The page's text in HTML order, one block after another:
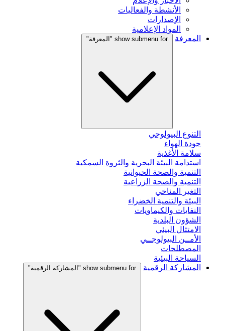
الأنشطة والفعاليات
الإصدارات
المواد الإعلامية
المعرفة
show submenu for "المعرفة"
التنوع البيولوجي
جودة الهواء
سلامة الأغذية
استدامة البيئة البحرية والثروة السمكية
التنمية والصحة الحيوانية
التنمية والصحة الزراعية
التغير المناخي
البيئة والتنمية الخضراء
النفايات والكيماويات
الشؤون البلدية
الامتثال البيئي
الأمــن البيولوجــي
المصطلحات
السياحة البيئية
المشاركة الرقمية
show submenu for "المشاركة الرقمية"